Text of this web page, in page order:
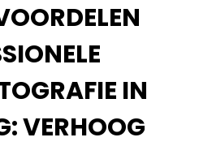
IN
VERHOOG